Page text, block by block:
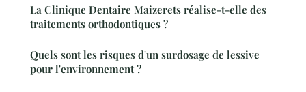
La Clinique Dentaire Maizerets réalise-t-elle des
traitements orthodontiques ?
Quels sont les risques d'un surdosage de lessive
pour l'environnement ?